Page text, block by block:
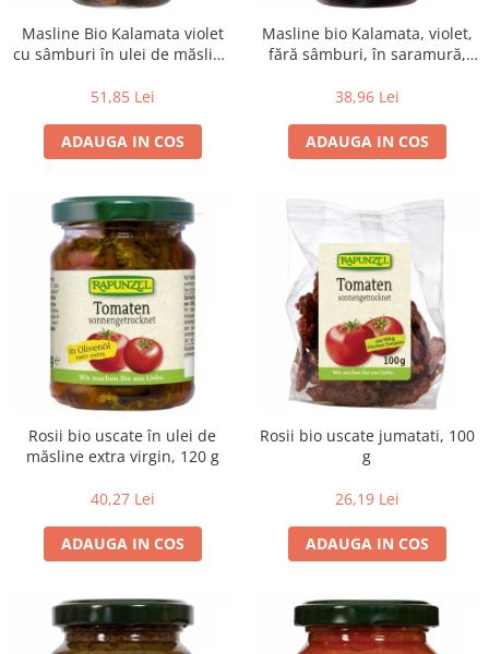
Masline Bio Kalamata violet
cu sâmburi în ulei de măsline
51,85 Lei
ADAUGA IN COS
Masline bio Kalamata, violet,
fără sâmburi, în saramură,
38,96 Lei
ADAUGA IN COS
Rosii bio uscate în ulei de
măsline extra virgin, 120 g
40,27 Lei
ADAUGA IN COS
Rosii bio uscate jumatati, 100
g
26,19 Lei
ADAUGA IN COS